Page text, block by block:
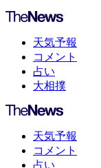
天気予報
コメント
占い
大相撲
天気予報
コメント
占い